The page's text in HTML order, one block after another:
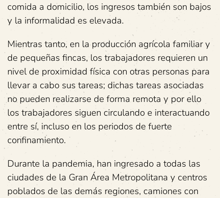
comida a domicilio, los ingresos también son bajos
y la informalidad es elevada.
Mientras tanto, en la producción agrícola familiar y
de pequeñas fincas, los trabajadores requieren un
nivel de proximidad física con otras personas para
llevar a cabo sus tareas; dichas tareas asociadas
no pueden realizarse de forma remota y por ello
los trabajadores siguen circulando e interactuando
entre sí, incluso en los periodos de fuerte
confinamiento.
Durante la pandemia, han ingresado a todas las
ciudades de la Gran Área Metropolitana y centros
poblados de las demás regiones, camiones con